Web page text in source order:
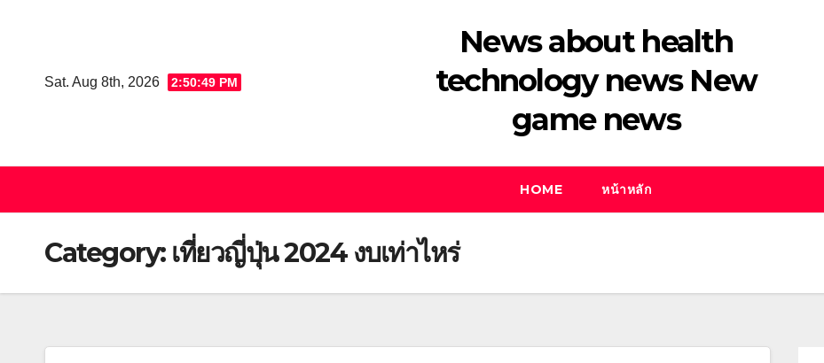
Sat. Aug 8th, 2026
2:50:49 PM
News about health
technology news New
game news
HOME หน้าหลัก
Category: เที่ยวญี่ปุ่น 2024 งบเท่าไหร่